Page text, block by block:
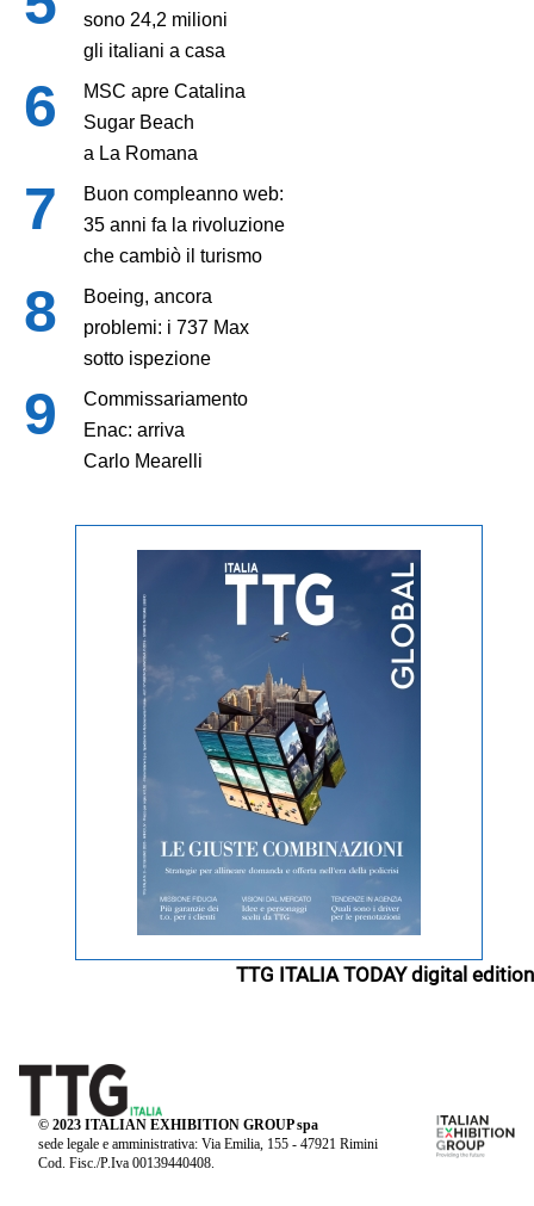
sono 24,2 milioni
gli italiani a casa
MSC apre Catalina
Sugar Beach
a La Romana
Buon compleanno web:
35 anni fa la rivoluzione
che cambiò il turismo
Boeing, ancora
problemi: i 737 Max
sotto ispezione
Commissariamento
Enac: arriva
Carlo Mearelli
TTG ITALIA TODAY digital edition
© 2023 ITALIAN EXHIBITION GROUP spa
sede legale e amministrativa: Via Emilia, 155 - 47921 Rimini
Cod. Fisc./P.Iva 00139440408.